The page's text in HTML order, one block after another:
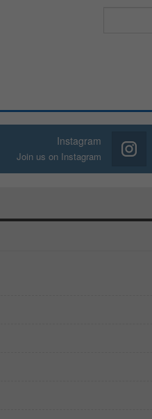
Instagram
Join us on Instagram